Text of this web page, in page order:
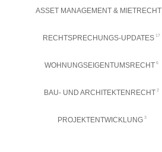
ASSET MANAGEMENT & MIETRECHT
RECHTSPRECHUNGS-UPDATES 17
WOHNUNGSEIGENTUMSRECHT 6
BAU- UND ARCHITEKTENRECHT 2
PROJEKTENTWICKLUNG 3